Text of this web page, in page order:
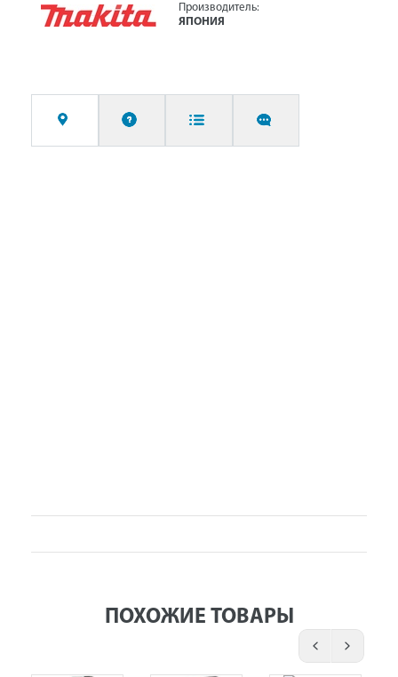
Производитель:
ЯПОНИЯ
ПОХОЖИЕ ТОВАРЫ